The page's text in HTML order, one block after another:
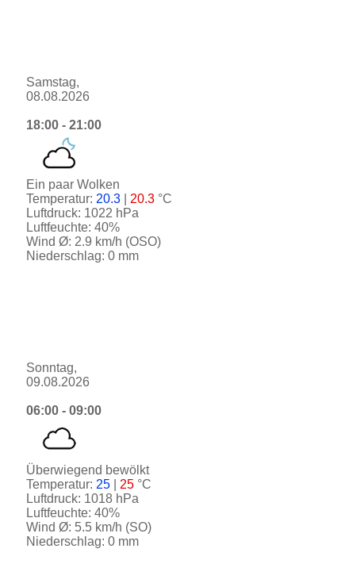
Samstag,
08.08.2026
18:00 - 21:00
Ein paar Wolken
Temperatur: 20.3 20.3 °C
Luftdruck: 1022 hPa
Luftfeuchte: 40%
Wind Ø: 2.9 km/h (OSO)
Niederschlag: 0 mm
Sonntag,
09.08.2026
06:00 - 09:00
Überwiegend bewölkt
Temperatur: 25 25 °C
Luftdruck: 1018 hPa
Luftfeuchte: 40%
Wind Ø: 5.5 km/h (SO)
Niederschlag: 0 mm